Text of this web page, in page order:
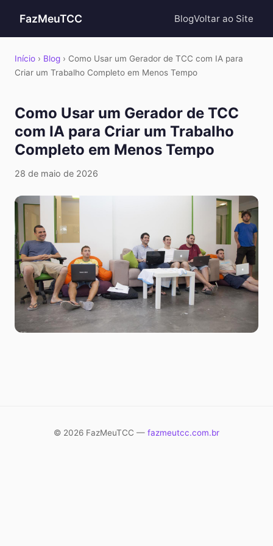
FazMeuTCC BlogVoltar ao Site
Início › Blog › Como Usar um Gerador de TCC com IA para
Criar um Trabalho Completo em Menos Tempo
Como Usar um Gerador de TCC
com IA para Criar um Trabalho
Completo em Menos Tempo
28 de maio de 2026
© 2026 FazMeuTCC — fazmeutcc.com.br